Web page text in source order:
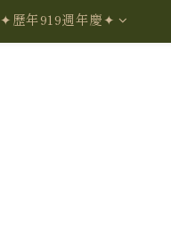
✦歷年919週年慶✦